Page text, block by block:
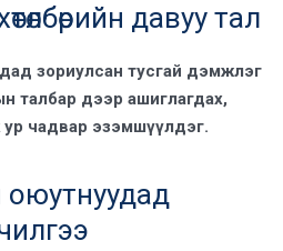
давуу тал
зориулсан тусгай дэмжлэг
талбар дээр ашиглагдах,
чадвар эзэмшүүлдэг.